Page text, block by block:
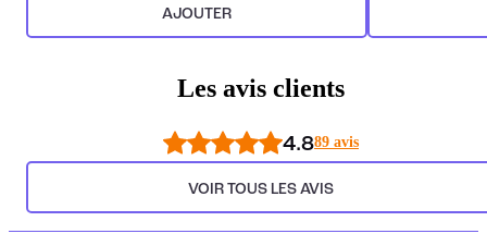
AJOUTER
Les avis clients
4.889 avis
VOIR TOUS LES AVIS